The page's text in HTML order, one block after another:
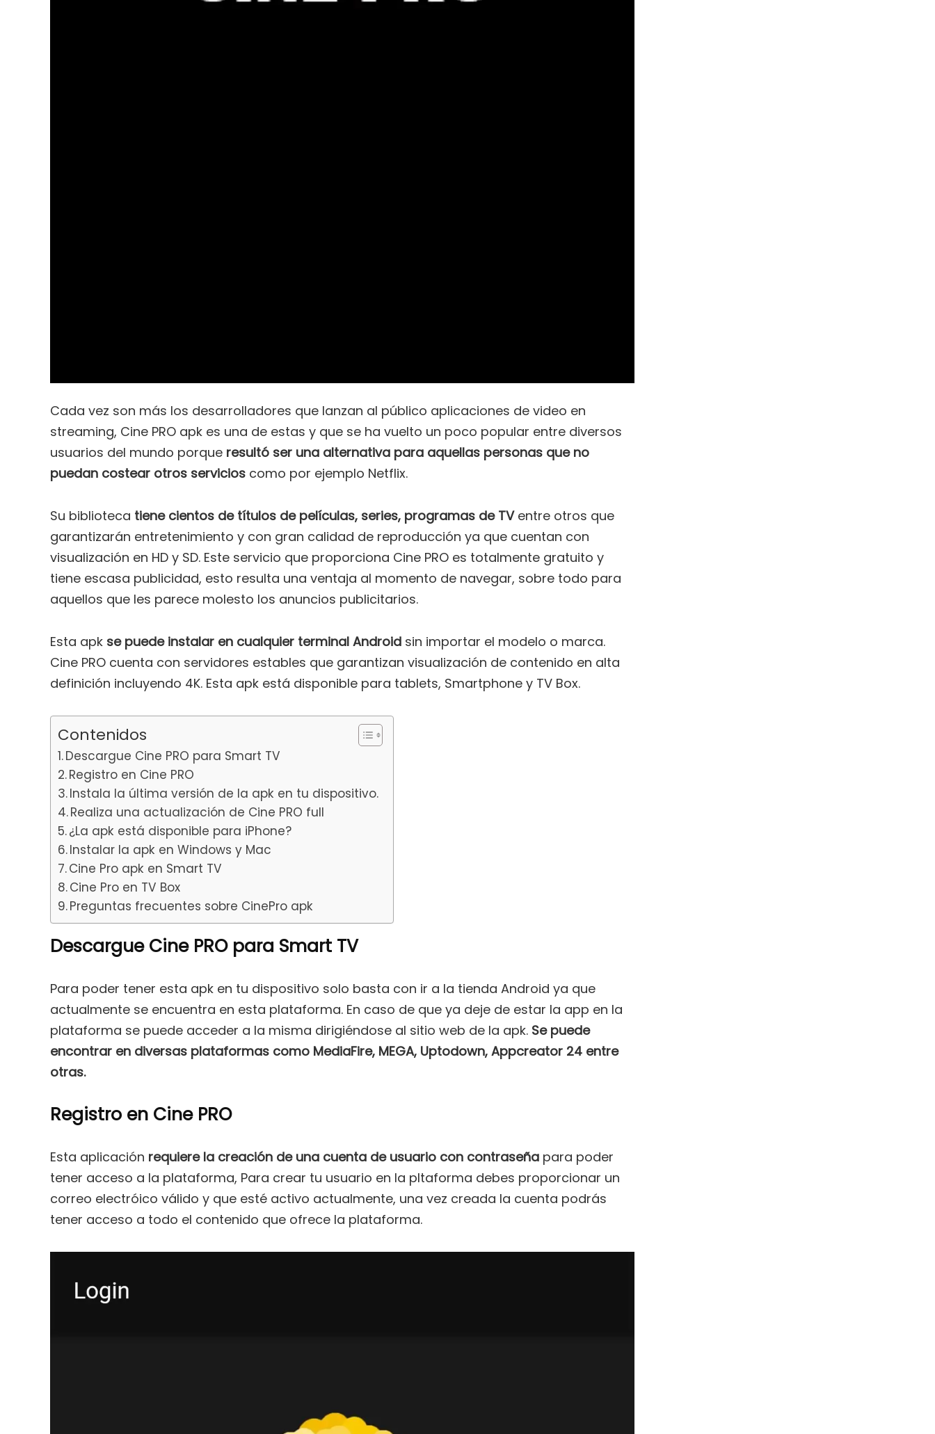
Cada vez son más los desarrolladores que lanzan al público aplicaciones de video en
streaming, Cine PRO apk es una de estas y que se ha vuelto un poco popular entre diversos
usuarios del mundo porque resultó ser una alternativa para aquellas personas que no
puedan costear otros servicios como por ejemplo Netflix.
Su biblioteca tiene cientos de títulos de películas, series, programas de TV entre otros que
garantizarán entretenimiento y con gran calidad de reproducción ya que cuentan con
visualización en HD y SD. Este servicio que proporciona Cine PRO es totalmente gratuito y
tiene escasa publicidad, esto resulta una ventaja al momento de navegar, sobre todo para
aquellos que les parece molesto los anuncios publicitarios.
Esta apk se puede instalar en cualquier terminal Android sin importar el modelo o marca.
Cine PRO cuenta con servidores estables que garantizan visualización de contenido en alta
definición incluyendo 4K. Esta apk está disponible para tablets, Smartphone y TV Box.
Contenidos
Descargue Cine PRO para Smart TV
Registro en Cine PRO
Instala la última versión de la apk en tu dispositivo.
Realiza una actualización de Cine PRO full
¿La apk está disponible para iPhone?
Instalar la apk en Windows y Mac
Cine Pro apk en Smart TV
Cine Pro en TV Box
Preguntas frecuentes sobre CinePro apk
Descargue Cine PRO para Smart TV
Para poder tener esta apk en tu dispositivo solo basta con ir a la tienda Android ya que
actualmente se encuentra en esta plataforma. En caso de que ya deje de estar la app en la
plataforma se puede acceder a la misma dirigiéndose al sitio web de la apk. Se puede
encontrar en diversas plataformas como MediaFire, MEGA, Uptodown, Appcreator 24 entre
otras.
Registro en Cine PRO
Esta aplicación requiere la creación de una cuenta de usuario con contraseña para poder
tener acceso a la plataforma, Para crear tu usuario en la pltaforma debes proporcionar un
correo electróico válido y que esté activo actualmente, una vez creada la cuenta podrás
tener acceso a todo el contenido que ofrece la plataforma.